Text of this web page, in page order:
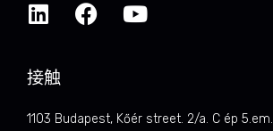
接触
1103 Budapest, Kőér street. 2/a. C ép 5.em.